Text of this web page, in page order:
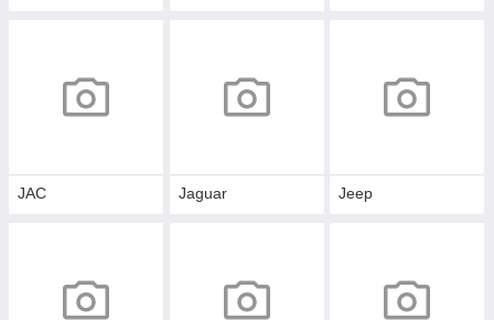
JAC Jaguar Jeep